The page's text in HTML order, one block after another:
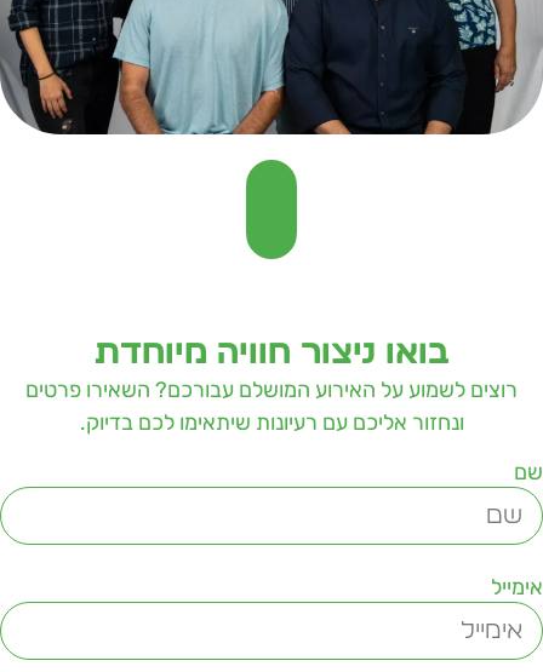
בואו ניצור חוויה מיוחדת
רוצים לשמוע על האירוע המושלם עבורכם? השאירו פרטים
ונחזור אליכם עם רעיונות שיתאימו לכם בדיוק.